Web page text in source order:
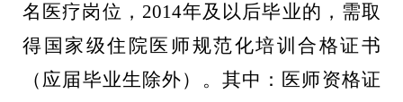
名医疗岗位， 2014年及以后毕业的，需取
得国家级住院医师规范化培训合格证书
（应届毕业生除外）。其中：医师资格证